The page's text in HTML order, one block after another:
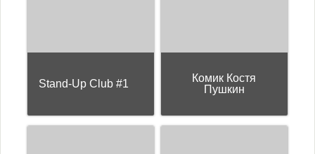
Stand-Up Club #1
Комик Костя
Пушкин